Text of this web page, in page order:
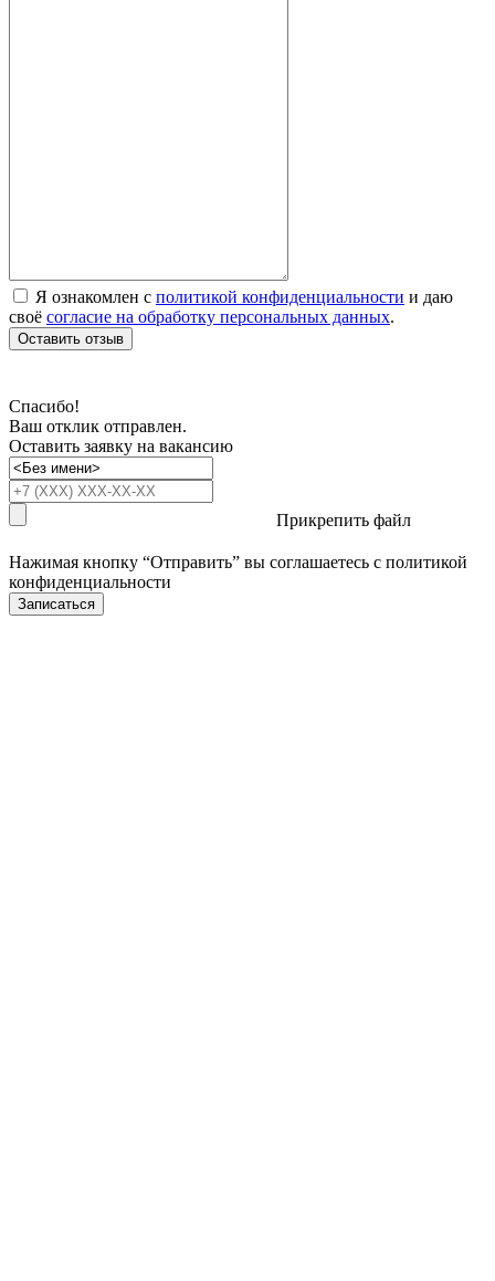
Я ознакомлен с политикой конфиденциальности и даю
своё согласие на обработку персональных данных.
Оставить отзыв
Спасибо!
Ваш отклик отправлен.
Оставить заявку на вакансию
Прикрепить файл
Нажимая кнопку “Отправить” вы соглашаетесь с политикой
конфиденциальности
Записаться